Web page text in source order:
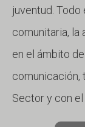
juventud.
comunitaria, la
en el ámbito
comunicación,
Sector y con